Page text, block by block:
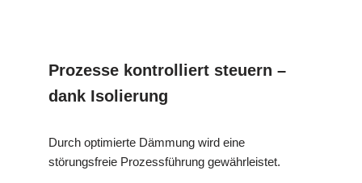
Prozesse kontrolliert steuern –
dank Isolierung
Durch optimierte Dämmung wird eine
störungsfreie Prozessführung gewährleistet.